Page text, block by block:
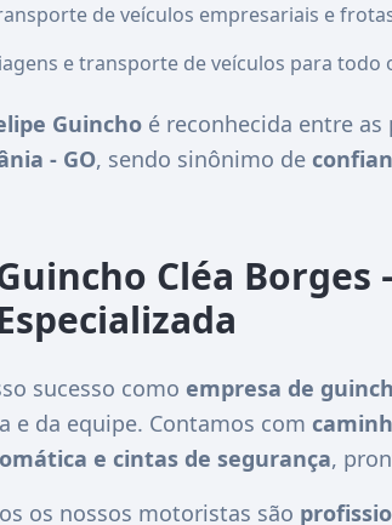
de veículos empresariais e
e transporte de veículos para todo
Guincho é reconhecida entre as
- GO, sendo sinônimo de
Cléa
sucesso como empresa de
e da equipe. Contamos com
e cintas de segurança,
os nossos motoristas são